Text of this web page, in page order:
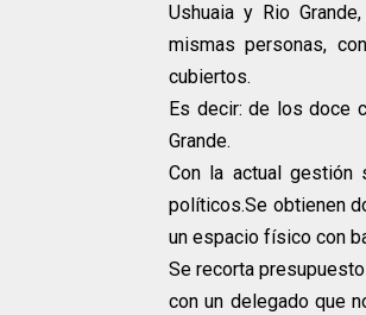
Ushuaia y Rio
mismas personas,
cubiertos.
Es decir: de los doce
Grande.
Con la actual
políticos.Se obtienen
un espacio físico con
Se recorta
con un delegado que